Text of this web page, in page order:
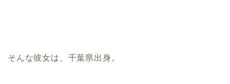
そんな彼女は、千葉県出身。